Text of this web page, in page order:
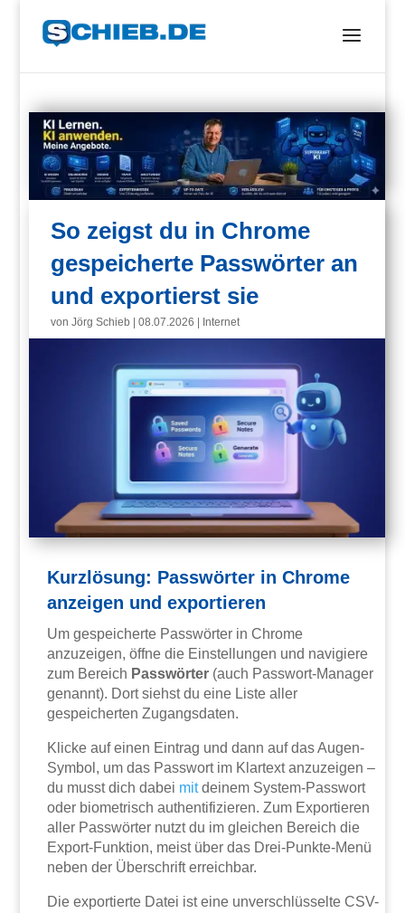
So zeigst du in Chrome
gespeicherte Passwörter an
und exportierst sie
vonJörg Schieb |08.07.2026 Internet
Kurzlösung: Passwörter in Chrome
anzeigen und exportieren
Um gespeicherte Passwörter in Chrome
anzuzeigen, öffne die Einstellungen und navigiere
zum Bereich Passwörter (auch Passwort-Manager
genannt). Dort siehst du eine Liste aller
gespeicherten Zugangsdaten.
Klicke auf einen Eintrag und dann auf das Augen-
Symbol, um das Passwort im Klartext anzuzeigen –
du musst dich dabei mitdeinem System-Passwort
oder biometrisch authentifizieren. Zum Exportieren
aller Passwörter nutzt du im gleichen Bereich die
Export-Funktion, meist über das Drei-Punkte-Menü
neben der Überschrift erreichbar.
Die exportierte Datei ist eine unverschlüsselte CSV-